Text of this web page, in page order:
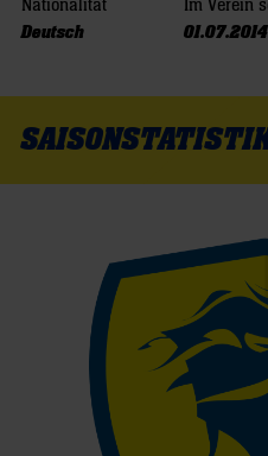
Nationalität
Deutsch
Im Verein
01.07.2014